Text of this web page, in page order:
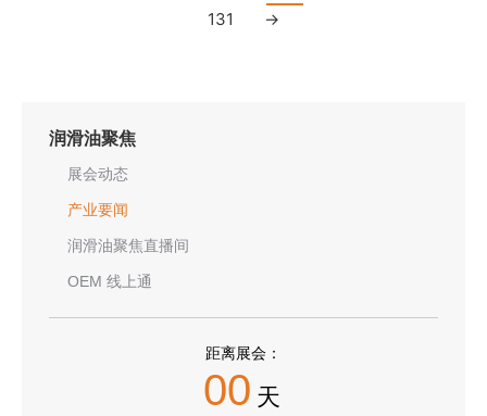
131
→
润滑油聚焦
展会动态
产业要闻
润滑油聚焦直播间
OEM 线上通
距离展会：
00 天